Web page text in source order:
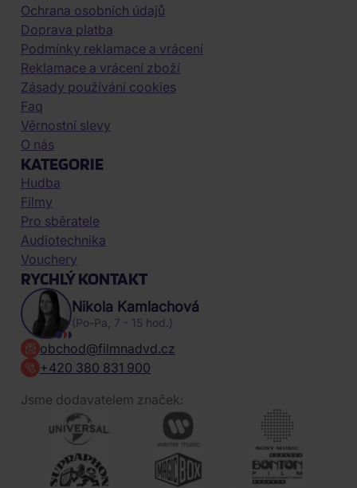
Ochrana osobních údajů
Doprava platba
Podmínky reklamace a vrácení
Reklamace a vrácení zboží
Zásady používání cookies
Faq
Věrnostní slevy
O nás
KATEGORIE
Hudba
Filmy
Pro sběratele
Audiotechnika
Vouchery
RYCHLÝ KONTAKT
Nikola Kamlachová
(Po-Pa, 7 - 15 hod.)
obchod@filmnadvd.cz
+420 380 831 900
Jsme dodavatelem značek: